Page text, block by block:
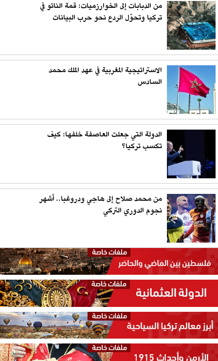
من الدبابات إلى الخوارزميات: قمة الناتو في
تركيا وتحوّل الردع نحو حرب البيانات
الاستراتيجية المغربية في عهد الملك محمد
السادس
الدولة التي جعلت العاصفة خلفها: كيف
تكسب تركيا؟
من محمد صلاح إلى هاجي ودروغبا.. أشهر
نجوم الدوري التركي